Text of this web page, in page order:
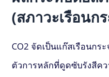
(สภาวะเรือนก
CO2 จัดเป็นแก๊สเรือนกร
ตัวการหลักที่ดูดซับรังสีค